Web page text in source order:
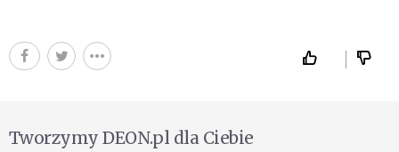
Tworzymy DEON.pl dla Ciebie